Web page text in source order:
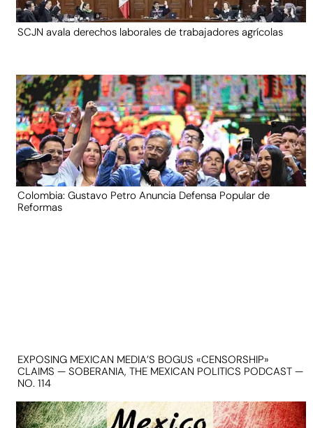
SCJN avala derechos laborales de trabajadores agrícolas
Colombia: Gustavo Petro Anuncia Defensa Popular de
Reformas
EXPOSING MEXICAN MEDIA’S BOGUS «CENSORSHIP»
CLAIMS — SOBERANIA, THE MEXICAN POLITICS PODCAST —
NO. 114